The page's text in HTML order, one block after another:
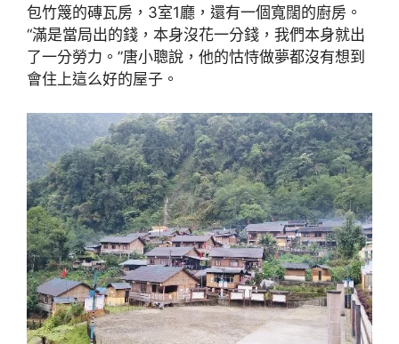
包竹篾的磚瓦房，3室1廳，還有一個寬闊的廚房。
“滿是當局出的錢，本身沒花一分錢，我們本身就出
了一分勞力。”唐小聰說，他的怙恃做夢都沒有想到
會住上這么好的屋子。